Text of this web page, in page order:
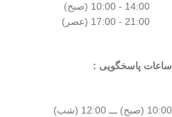
ساعات پاسخگویی :
10:00 (صبح) ـــ 12:00 (شب)